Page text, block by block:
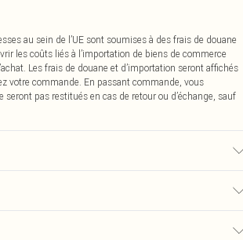
au sein de l’UE sont soumises à des frais de douane
les coûts liés à l’importation de biens de commerce
Les frais de douane et d’importation seront affichés
votre commande. En passant commande, vous
pas restitués en cas de retour ou d’échange, sauf